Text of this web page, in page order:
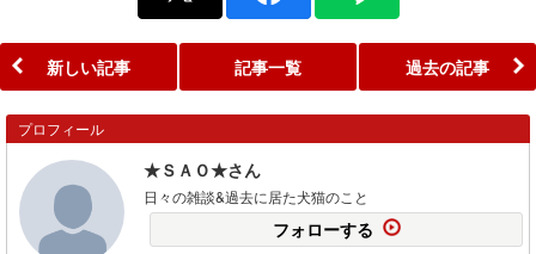
新しい記事 記事一覧 過去の記事
プロフィール
★ＳＡＯ★さん
日々の雑談&過去に居た犬猫のこと
フォローする